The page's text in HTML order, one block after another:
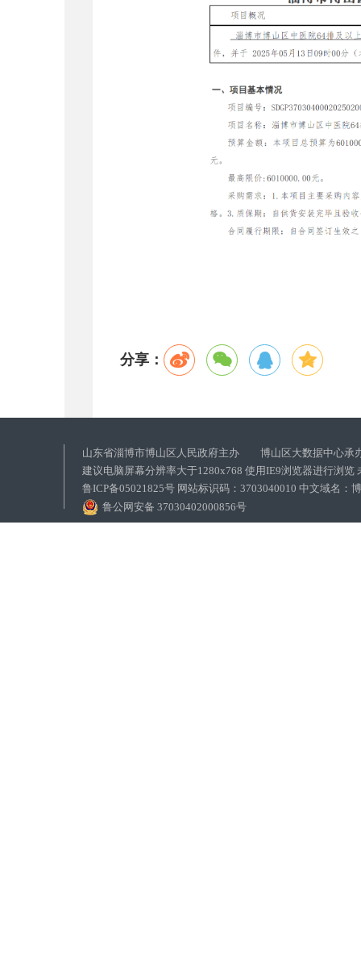
分享：
山东省淄博市博山区人民政府主办 博山区大数据中心承
建议电脑屏幕分辨率大于1280x768 使用IE9浏览器进行浏览
鲁ICP备05021825号 网站标识码：3703040010 中文域名：
鲁公网安备 37030402000856号